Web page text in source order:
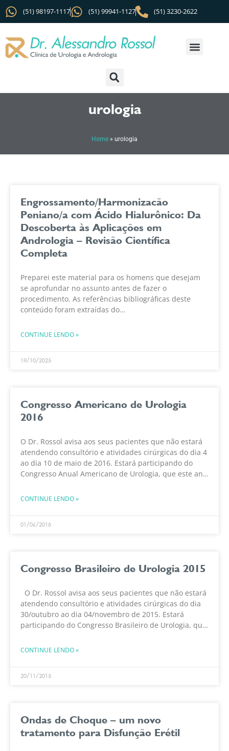
(51) 98197-1117 (51) 99941-1127 (51) 3230-2622
urologia
Home » urologia
Engrossamento/Harmonizacão
Peniano/a com Ácido Hialurônico: Da
Descoberta às Aplicações em
Andrologia – Revisão Científica
Completa
Preparei este material para os homens que desejam
se aprofundar no assunto antes de fazer o
procedimento. As referências bibliográficas deste
conteúdo foram extraídas do
DESCOBERTA E CARACTERIZAÇÃO MOLECULAR O ácido
CONTINUE LENDO »
19/10/2025
Congresso Americano de Urologia
2016
O Dr. Rossol avisa aos seus pacientes que não estará
atendendo consultório e atividades cirúrgicas do dia 4
ao dia 10 de maio de 2016. Estará participando do
Congresso Anual Americano de Urologia, que este ano
CONTINUE LENDO »
01/04/2016
Congresso Brasileiro de Urologia 2015
O Dr. Rossol avisa aos seus pacientes que não estará
atendendo consultório e atividades cirúrgicas do dia
30/outubro ao dia 04/novembro de 2015. Estará
participando do Congresso Brasileiro de Urologia, que
CONTINUE LENDO »
20/11/2015
Ondas de Choque – um novo
tratamento para Disfunção Erétil